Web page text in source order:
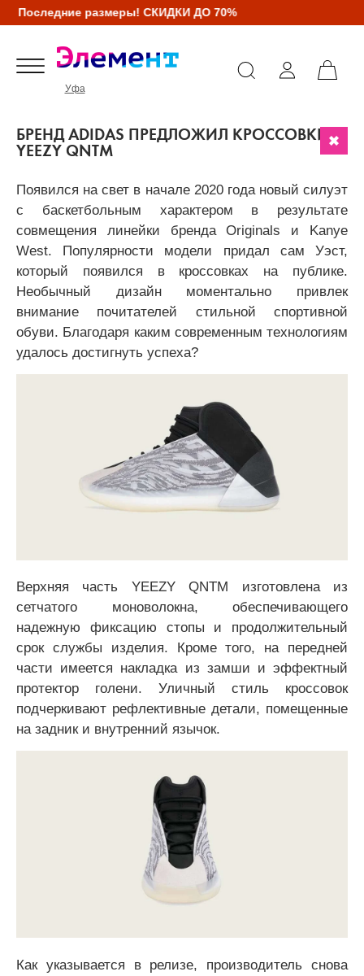
Последние размеры! СКИДКИ ДО 70%
Уфа
БРЕНД ADIDAS ПРЕДЛОЖИЛ КРОССОВКИ
YEEZY QNTM
Появился на свет в начале 2020 года новый силуэт
с баскетбольным характером в результате
совмещения линейки бренда Originals и Kanye
West. Популярности модели придал сам Уэст,
который появился в кроссовках на публике.
Необычный дизайн моментально привлек
внимание почитателей стильной спортивной
обуви. Благодаря каким современным технологиям
удалось достигнуть успеха?
Верхняя часть YEEZY QNTM изготовлена из
сетчатого моноволокна, обеспечивающего
надежную фиксацию стопы и продолжительный
срок службы изделия. Кроме того, на передней
части имеется накладка из замши и эффектный
протектор голени. Уличный стиль кроссовок
подчеркивают рефлективные детали, помещенные
на задник и внутренний язычок.
Как указывается в релизе, производитель снова